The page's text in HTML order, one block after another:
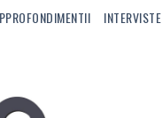
INTERVISTE